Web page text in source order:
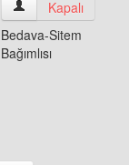
plainlogicKapalı
Bedava-Sitem
Bağımlısı